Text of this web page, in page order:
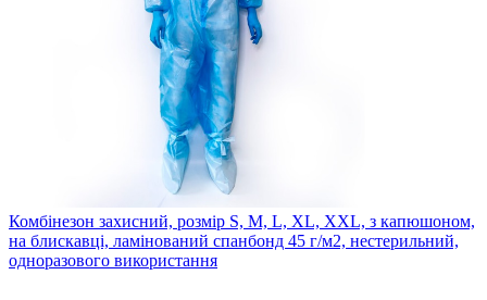
Комбінезон захисний, розмір S, M, L, XL, XXL, з капюшоном,
на блискавці, ламінований спанбонд 45 г/м2, нестерильний,
одноразового використання